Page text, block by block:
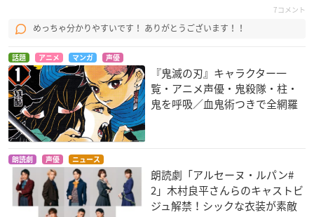
7コメント
めっちゃ分かりやすいです！ ありがとうございます！！
話題 アニメ マンガ 声優
『鬼滅の刃』キャラクター一
覧・アニメ声優・鬼殺隊・柱・
鬼を呼吸／血鬼術つきで全網羅
朗読劇 声優 ニュース
朗読劇「アルセーヌ・ルパン#
2」木村良平さんらのキャストビ
ジュ解禁！シックな衣装が素敵